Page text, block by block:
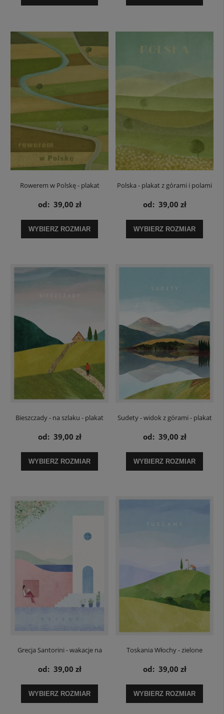
Rowerem w Polskę - plakat
od: 39,00 zł
WYBIERZ ROZMIAR
Polska - plakat z górami i polami
od: 39,00 zł
WYBIERZ ROZMIAR
Bieszczady - na szlaku - plakat
od: 39,00 zł
WYBIERZ ROZMIAR
Sudety - widok z górami - plakat
od: 39,00 zł
WYBIERZ ROZMIAR
Grecja Santorini - wakacje na
wyspie - plakat
od: 39,00 zł
WYBIERZ ROZMIAR
Toskania Włochy - zielone
wzgórza - plakat
od: 39,00 zł
WYBIERZ ROZMIAR